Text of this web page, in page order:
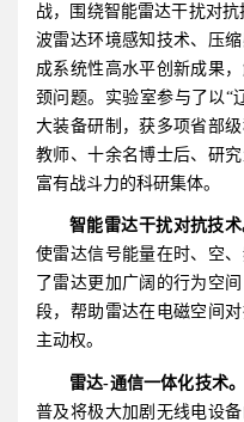
战，围绕智能雷达干扰对
波雷达环境感知技术、压
成系统性高水平创新成果
颈问题。实验室参与了以“
大装备研制，获多项省部
教师、十余名博士后、研
富有战斗力的科研集体。
智能雷达干扰对抗技术
使雷达信号能量在时、空
了雷达更加广阔的行为空
段，帮助雷达在电磁空间
主动权。
雷达-通信一体化技术
普及将极大加剧无线电设